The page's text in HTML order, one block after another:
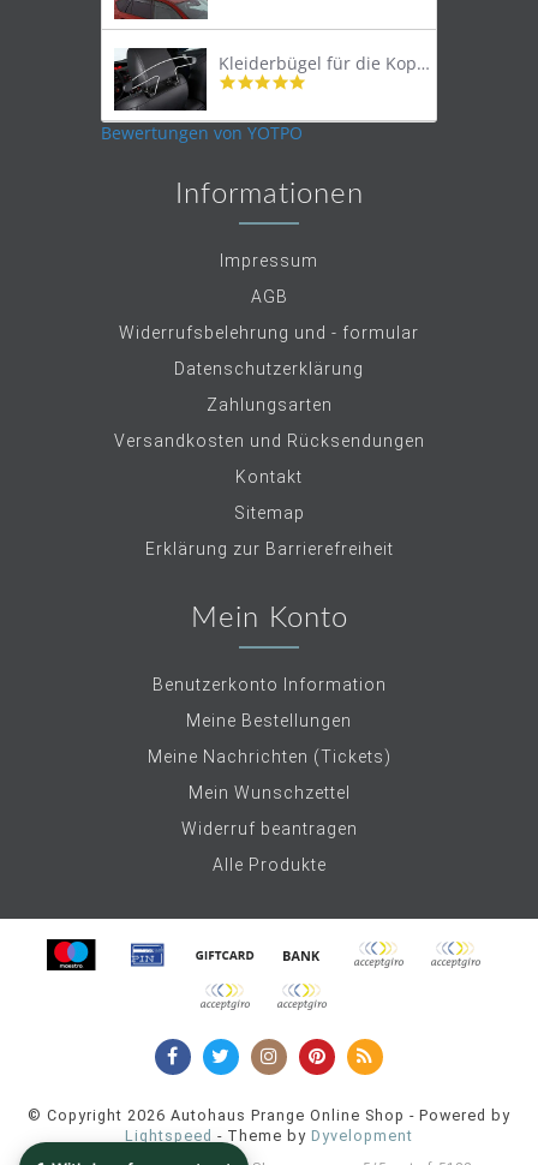
rating
Kleiderbügel für die Kopfstütze
4.9
rating
Bewertungen von YOTPO
Informationen
Impressum
AGB
Widerrufsbelehrung und - formular
Datenschutzerklärung
Zahlungsarten
Versandkosten und Rücksendungen
Kontakt
Sitemap
Erklärung zur Barrierefreiheit
Mein Konto
Benutzerkonto Information
Meine Bestellungen
Meine Nachrichten (Tickets)
Mein Wunschzettel
Widerruf beantragen
Alle Produkte
© Copyright 2026 Autohaus Prange Online Shop - Powered by
Lightspeed - Theme by Dyvelopment